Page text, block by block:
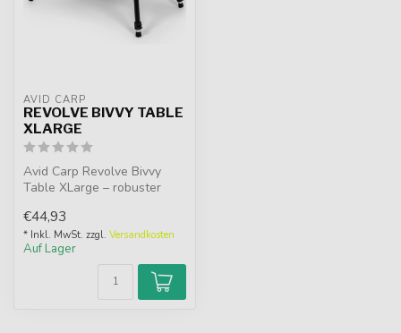
AVID CARP
REVOLVE BIVVY TABLE
XLARGE
Avid Carp Revolve Bivvy
Table XLarge – robuster
mit ve...
€44,93
* Inkl. MwSt. zzgl. Versandkosten
Auf Lager